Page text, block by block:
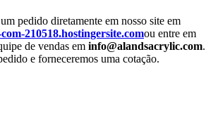
pedido diretamente em nosso site em
210518.hostingersite.comou entre em
de vendas em info@alandsacrylic.com.
e forneceremos uma cotação.